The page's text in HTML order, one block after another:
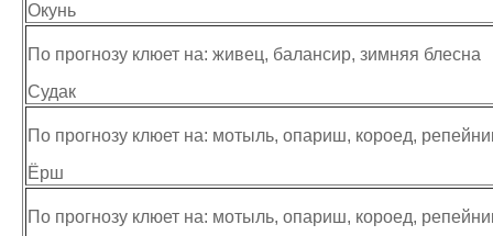
Окунь
По прогнозу клюет на: живец, балансир, зимняя блесна
Судак
По прогнозу клюет на: мотыль, опариш, короед,
Ёрш
По прогнозу клюет на: мотыль, опариш, короед,